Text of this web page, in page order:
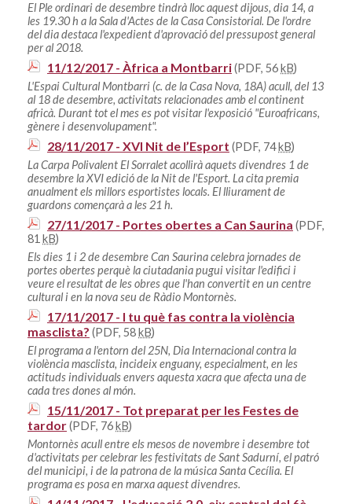
El Ple ordinari de desembre tindrà lloc aquest dijous, dia 14, a
les 19.30 h a la Sala d'Actes de la Casa Consistorial. De l'ordre
del dia destaca l'expedient d'aprovació del pressupost general
per al 2018.
11/12/2017 - Àfrica a Montbarri(PDF, 56kB)
L'Espai Cultural Montbarri (c. de la Casa Nova, 18A) acull, del 13
al 18 de desembre, activitats relacionades amb el continent
africà. Durant tot el mes es pot visitar l'exposició "Euroafricans,
gènere i desenvolupament".
28/11/2017 - XVI Nit de l’Esport (PDF, 74kB)
La Carpa Polivalent El Sorralet acollirà aquets divendres 1 de
desembre la XVI edició de la Nit de l'Esport. La cita premia
anualment els millors esportistes locals. El lliurament de
guardons començarà a les 21 h.
27/11/2017 - Portes obertes a Can Saurina (PDF,
81 kB)
Els dies 1 i 2 de desembre Can Saurina celebra jornades de
portes obertes perquè la ciutadania pugui visitar l'edifici i
veure el resultat de les obres que l'han convertit en un centre
cultural i en la nova seu de Ràdio Montornès.
17/11/2017 - I tu què fas contra la violència
masclista? (PDF, 58kB)
El programa a l'entorn del 25N, Dia Internacional contra la
violència masclista, incideix enguany, especialment, en les
actituds individuals envers aquesta xacra que afecta una de
cada tres dones al món.
15/11/2017 - Tot preparat per les Festes de
tardor(PDF, 76kB)
Montornès acull entre els mesos de novembre i desembre tot
d'activitats per celebrar les festivitats de Sant Sadurní, el patró
del municipi, i de la patrona de la música Santa Cecília. El
programa es posa en marxa aquest divendres.